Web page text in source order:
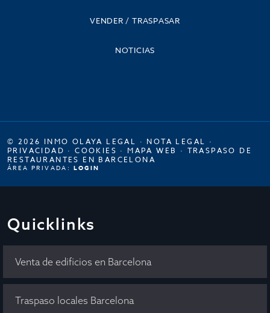
VENDER / TRASPASAR
NOTICIAS
© 2026 INMO OLAYA LEGAL · NOTA LEGAL ·
PRIVACIDAD ·COOKIES · MAPA WEB · TRASPASO DE
RESTAURANTES EN BARCELONA
ÁREA PRIVADA: LOGIN
Quicklinks
Venta de edificios en Barcelona
Traspaso locales Barcelona